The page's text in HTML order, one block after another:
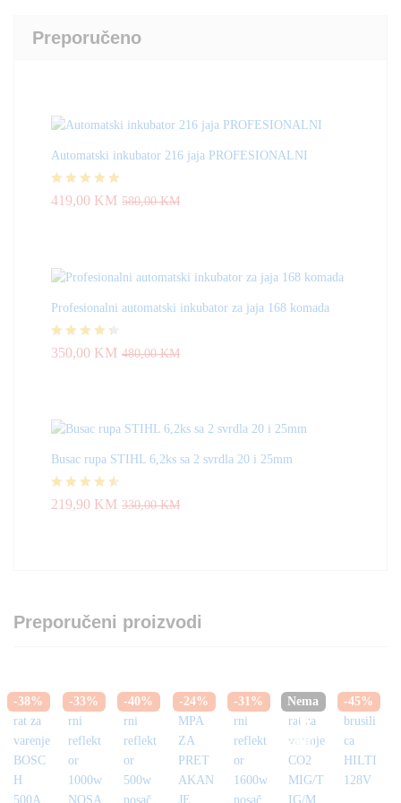
Preporučeno
Automatski inkubator 216 jaja PROFESIONALNI
Ocjenjeno
419,00 KM 580,00KM
Profesionalni automatski inkubator za jaja 168 komada
Ocjenjeno
350,00 KM 480,00KM
Busac rupa STIHL 6,2ks sa 2 svrdla 20 i 25mm
Ocjenjeno
219,90 KM 330,00KM
Preporučeni proizvodi
-38% -33% -40% -24% -31%
Nema
na
zalihi
-45%